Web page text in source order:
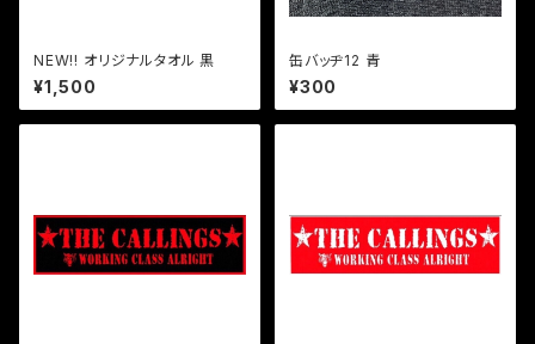
NEW‼ オリジナルタオル 黒
¥1,500
缶バッヂ12 青
¥300